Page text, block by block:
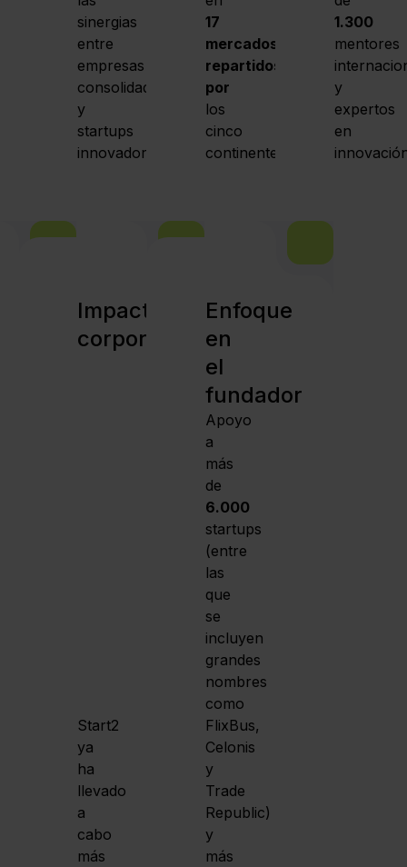
sinergias
entre
empresas
consolidadas
y
startups
innovadoras
17
mercados
repartidos
por
los
cinco
continentes
1.300
mentores
y
expertos
en
Impacto
corporativo
Start2
ya
ha
llevado
a
cabo
más
Enfoque
en
el
fundador
Apoyo
a
más
de
6.000
startups
(entre
las
que
se
incluyen
grandes
nombres
como
FlixBus,
Celonis
y
Trade
Republic)
y
más